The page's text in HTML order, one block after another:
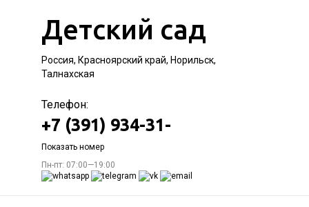
Детский сад
Россия, Красноярский край, Норильск,
Талнахская
Телефон:
+7 (391) 934-31-
Показать номер
Пн-пт: 07:00—19:00